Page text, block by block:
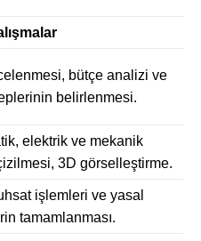
bütçe analizi ve
belirlenmesi.
elektrik ve mekanik
3D görselleştirme.
işlemleri ve yasal
tamamlanması.